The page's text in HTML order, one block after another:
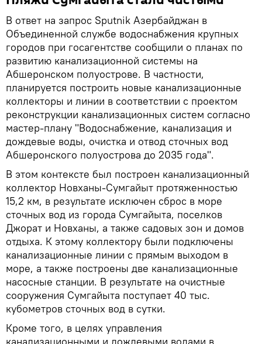
В ответ на запрос Sputnik Азербайджан в
Объединенной службе водоснабжения крупных
городов при госагентстве сообщили о планах по
развитию канализационной системы на
Абшеронском полуострове. В частности,
планируется построить новые канализационные
коллекторы и линии в соответствии с проектом
реконструкции канализационных систем согласно
мастер-плану "Водоснабжение, канализация и
дождевые воды, очистка и отвод сточных вод
Абшеронского полуострова до 2035 года".
В этом контексте был построен канализационный
коллектор Новханы-Сумгайыт протяженностью
15,2 км, в результате исключен сброс в море
сточных вод из города Сумгайыта, поселков
Джорат и Новханы, а также садовых зон и домов
отдыха. К этому коллектору были подключены
канализационные линии с прямым выходом в
море, а также построены две канализационные
насосные станции. В результате на очистные
сооружения Сумгайыта поступает 40 тыс.
кубометров сточных вод в сутки.
Кроме того, в целях управления
канализационными и дождевыми водами в